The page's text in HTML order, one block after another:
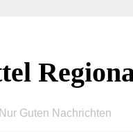
Guten Nachrichten